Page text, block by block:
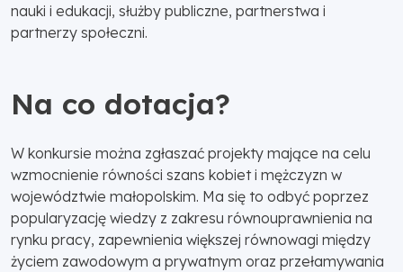
nauki i edukacji, służby publiczne, partnerstwa i
partnerzy społeczni.
Na co dotacja?
W konkursie można zgłaszać projekty mające na celu
wzmocnienie równości szans kobiet i mężczyzn w
województwie małopolskim. Ma się to odbyć poprzez
popularyzację wiedzy z zakresu równouprawnienia na
rynku pracy, zapewnienia większej równowagi między
życiem zawodowym a prywatnym oraz przełamywania